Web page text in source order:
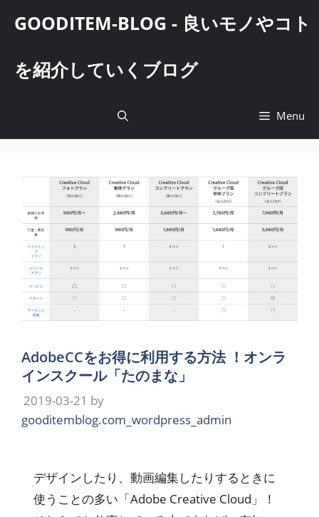
GOODITEM-BLOG - 良いモノやコト
を紹介していくブログ
Menu
AdobeCCをお得に利用する方法 ！オンラ
インスクール「たのまな」
2019-03-21 by
gooditemblog.com_wordpress_admin
デザインしたり、動画編集したりするときに
使うことの多い「Adobe Creative Cloud」！